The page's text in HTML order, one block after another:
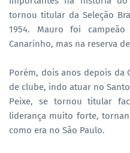
tornou titular da Seleção
1954. Mauro foi
Canarinho, mas na reserva
Porém, dois anos depois da
de clube, indo atuar no
Peixe, se tornou titular
liderança muito forte,
como era no São Paulo.